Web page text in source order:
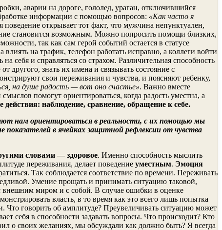
аварии на дороге, гололед, ураган, отключившийся
информации с помощью вопросов: «Как часто я
поведение открывает тот факт, что мужчина непунктуален,
становится возможным. Можно попросить помощи близких,
так как сам герой событий остается в статусе
на трафик, телефон работать исправно, а коллеги войти
себя и справляться со страхом. Различительная способность
другого, знать их имена и связывать состояние с
свои переживания и чувства, и поясняют ребенку,
на душе радость — вот оно счастье». Важно вместе
помогут ориентироваться, когда радость уместна, а
наблюдение, сравнение, обращение к себе.
нам ориентироваться в реальности, с их помощью мы
в ячейках защитной рефлексии от чувства
словами — здоровое. Именно способность мыслить
переживания, делает поведение уместным. Эмоция
Так соблюдается соответствие по времени. Переживать
Умение прощать и принимать ситуацию таковой,
внешним миром и с собой. В случае ошибки в оценке
власть, в то время как это всего лишь попытка
говорить об амплитуде? Преувеличивать ситуацию может
себя в способности задавать вопросы. Что происходит? Кто
о своих желаниях, мы обсуждали как должно быть? Я всегда